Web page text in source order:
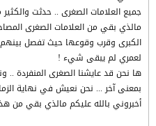
جميع العلامات الصغرى .. حدثت
مالذي بقي من العلامات الصغرى
الكبرى وقرب وقوعها حيث تفصل بينهم
لعمري لم يبقى شيء !
ها نحن قد عايشنا الصغرى المنفردة ..
بمعنى آخر ... نحن نعيش في نهاية
أخبروني بالله عليكم مالذي بقي من